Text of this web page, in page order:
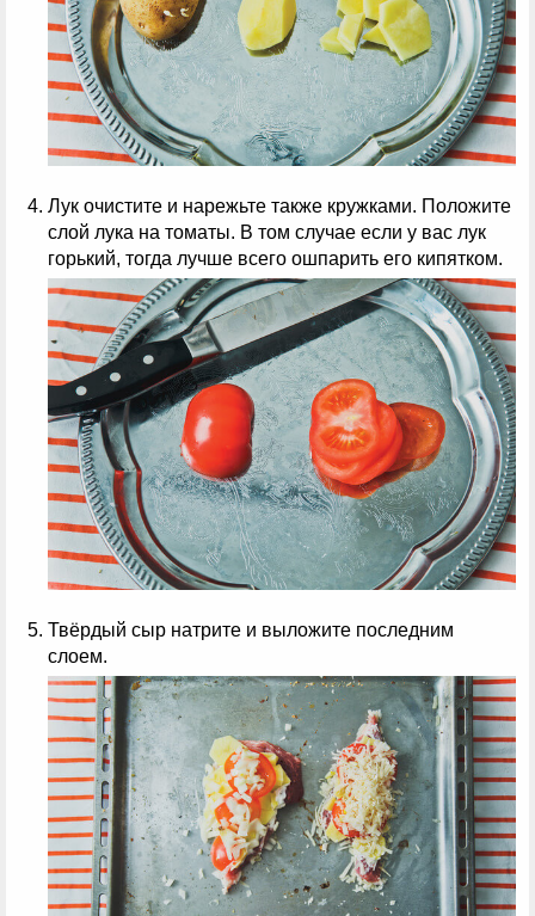
Лук очистите и нарежьте также кружками. Положите
слой лука на томаты. В том случае если у вас лук
горький, тогда лучше всего ошпарить его кипятком.
Твёрдый сыр натрите и выложите последним
слоем.